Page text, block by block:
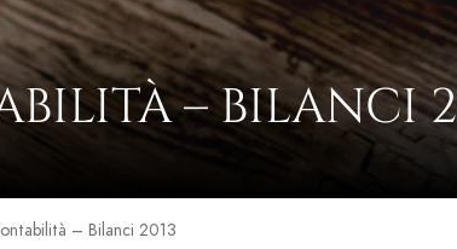
– BILANCI
– Bilanci 2013